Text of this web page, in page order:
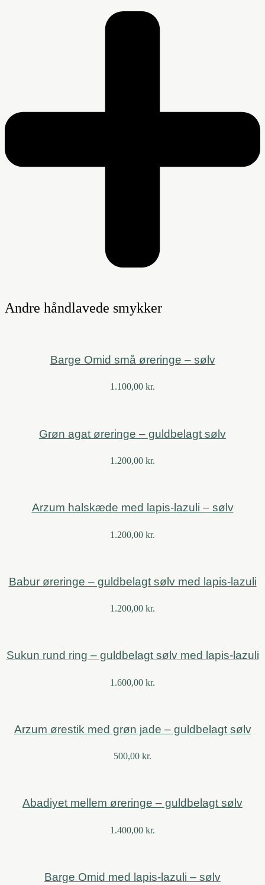
Andre håndlavede smykker
Barge Omid små øreringe – sølv
1.100,00 kr.
Grøn agat øreringe – guldbelagt sølv
1.200,00 kr.
Arzum halskæde med lapis-lazuli – sølv
1.200,00 kr.
Babur øreringe – guldbelagt sølv med lapis-lazuli
1.200,00 kr.
Sukun rund ring – guldbelagt sølv med lapis-lazuli
1.600,00 kr.
Arzum ørestik med grøn jade – guldbelagt sølv
500,00 kr.
Abadiyet mellem øreringe – guldbelagt sølv
1.400,00 kr.
Barge Omid med lapis-lazuli – sølv